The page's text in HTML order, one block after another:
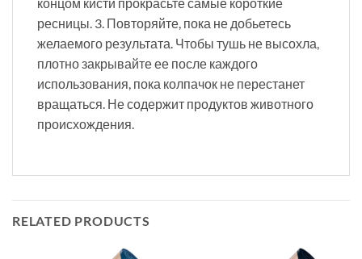
ресницы. 3. Повторяйте, пока не добьетесь
желаемого результата. Чтобы тушь не высохла,
плотно закрывайте ее после каждого
использования, пока колпачок не перестанет
вращаться. Не содержит продуктов животного
происхождения.
RELATED PRODUCTS